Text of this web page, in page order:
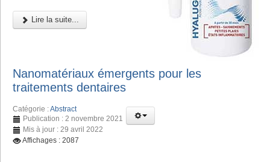
Lire la suite...
Nanomatériaux émergents pour les
traitements dentaires
Catégorie :Abstract
Publication : 2 novembre 2021
Mis à jour : 29 avril 2022
Affichages : 2087